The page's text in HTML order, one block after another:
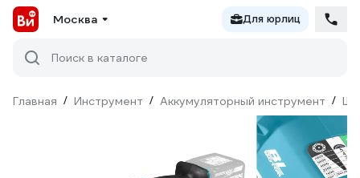
Москва Для юрлиц
Поиск в каталоге
Главная / Инструмент / Аккумуляторный инструмент /